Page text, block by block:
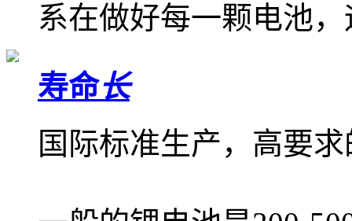
系在做好每一颗电池
寿命长
国际标准生产，高要